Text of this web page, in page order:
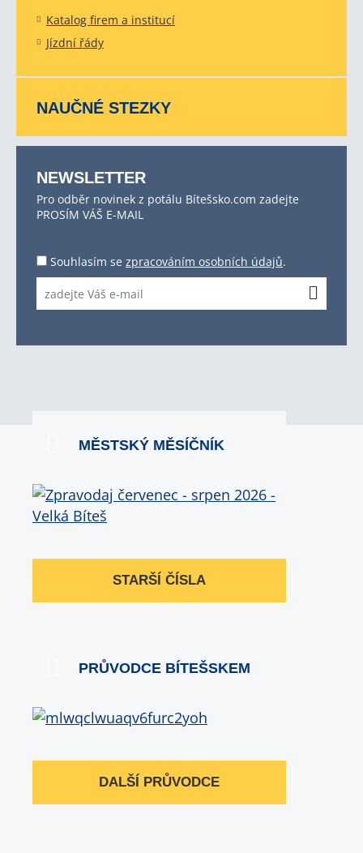
Katalog firem a institucí
Jízdní řády
NAUČNÉ STEZKY
NEWSLETTER
Pro odběr novinek z potálu Bítešsko.com zadejte
PROSÍM VÁŠ E-MAIL
Souhlasím se zpracováním osobních údajů.
MĚSTSKÝ MĚSÍČNÍK
STARŠÍ ČÍSLA
PRŮVODCE BÍTEŠSKEM
DALŠÍ PRŮVODCE